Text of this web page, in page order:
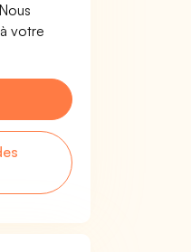
votre